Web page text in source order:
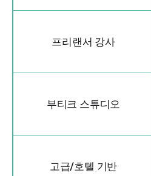
프리랜서 강사
부티크 스튜디오
고급/호텔 기반